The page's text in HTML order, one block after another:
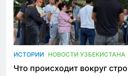
ИСТОРИИ НОВОСТИ УЗБЕКИСТАНА
Что происходит вокруг